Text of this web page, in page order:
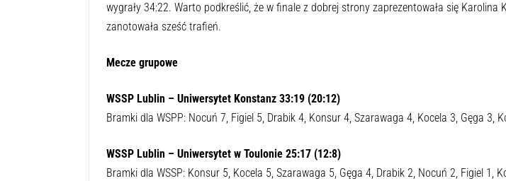
wygrały 34:22. Warto podkreślić, że w finale z dobrej strony zaprezentowała się Karolina
zanotowała sześć trafień.
Mecze grupowe
WSSP Lublin – Uniwersytet Konstanz 33:19 (20:12)
Bramki dla WSPP: Nocuń 7, Figiel 5, Drabik 4, Konsur 4, Szarawaga 4, Kocela 3, Gęga 3,
WSSP Lublin – Uniwersytet w Toulonie 25:17 (12:8)
Bramki dla WSSP: Konsur 5, Kocela 5, Szarawaga 5, Gęga 4, Drabik 2, Nocuń 2, Figiel 1,